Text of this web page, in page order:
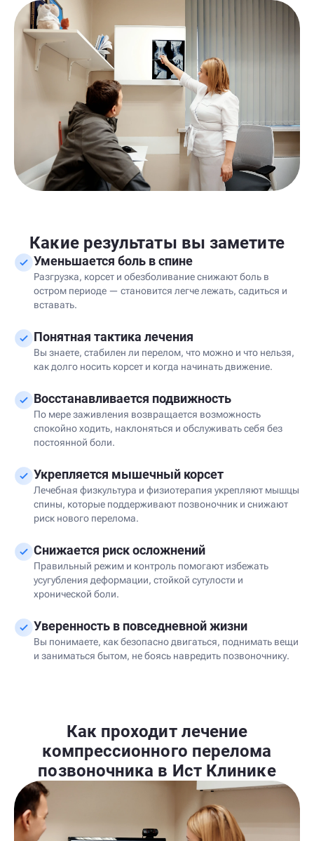
Какие результаты вы заметите
Уменьшается боль в спине
Разгрузка, корсет и обезболивание снижают боль в
остром периоде — становится легче лежать, садиться и
вставать.
Понятная тактика лечения
Вы знаете, стабилен ли перелом, что можно и что нельзя,
как долго носить корсет и когда начинать движение.
Восстанавливается подвижность
По мере заживления возвращается возможность
спокойно ходить, наклоняться и обслуживать себя без
постоянной боли.
Укрепляется мышечный корсет
Лечебная физкультура и физиотерапия укрепляют мышцы
спины, которые поддерживают позвоночник и снижают
риск нового перелома.
Снижается риск осложнений
Правильный режим и контроль помогают избежать
усугубления деформации, стойкой сутулости и
хронической боли.
Уверенность в повседневной жизни
Вы понимаете, как безопасно двигаться, поднимать вещи
и заниматься бытом, не боясь навредить позвоночнику.
Как проходит лечение
компрессионного перелома
позвоночника в Ист Клинике